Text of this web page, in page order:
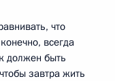
что
всегда
должен быть
завтра жить